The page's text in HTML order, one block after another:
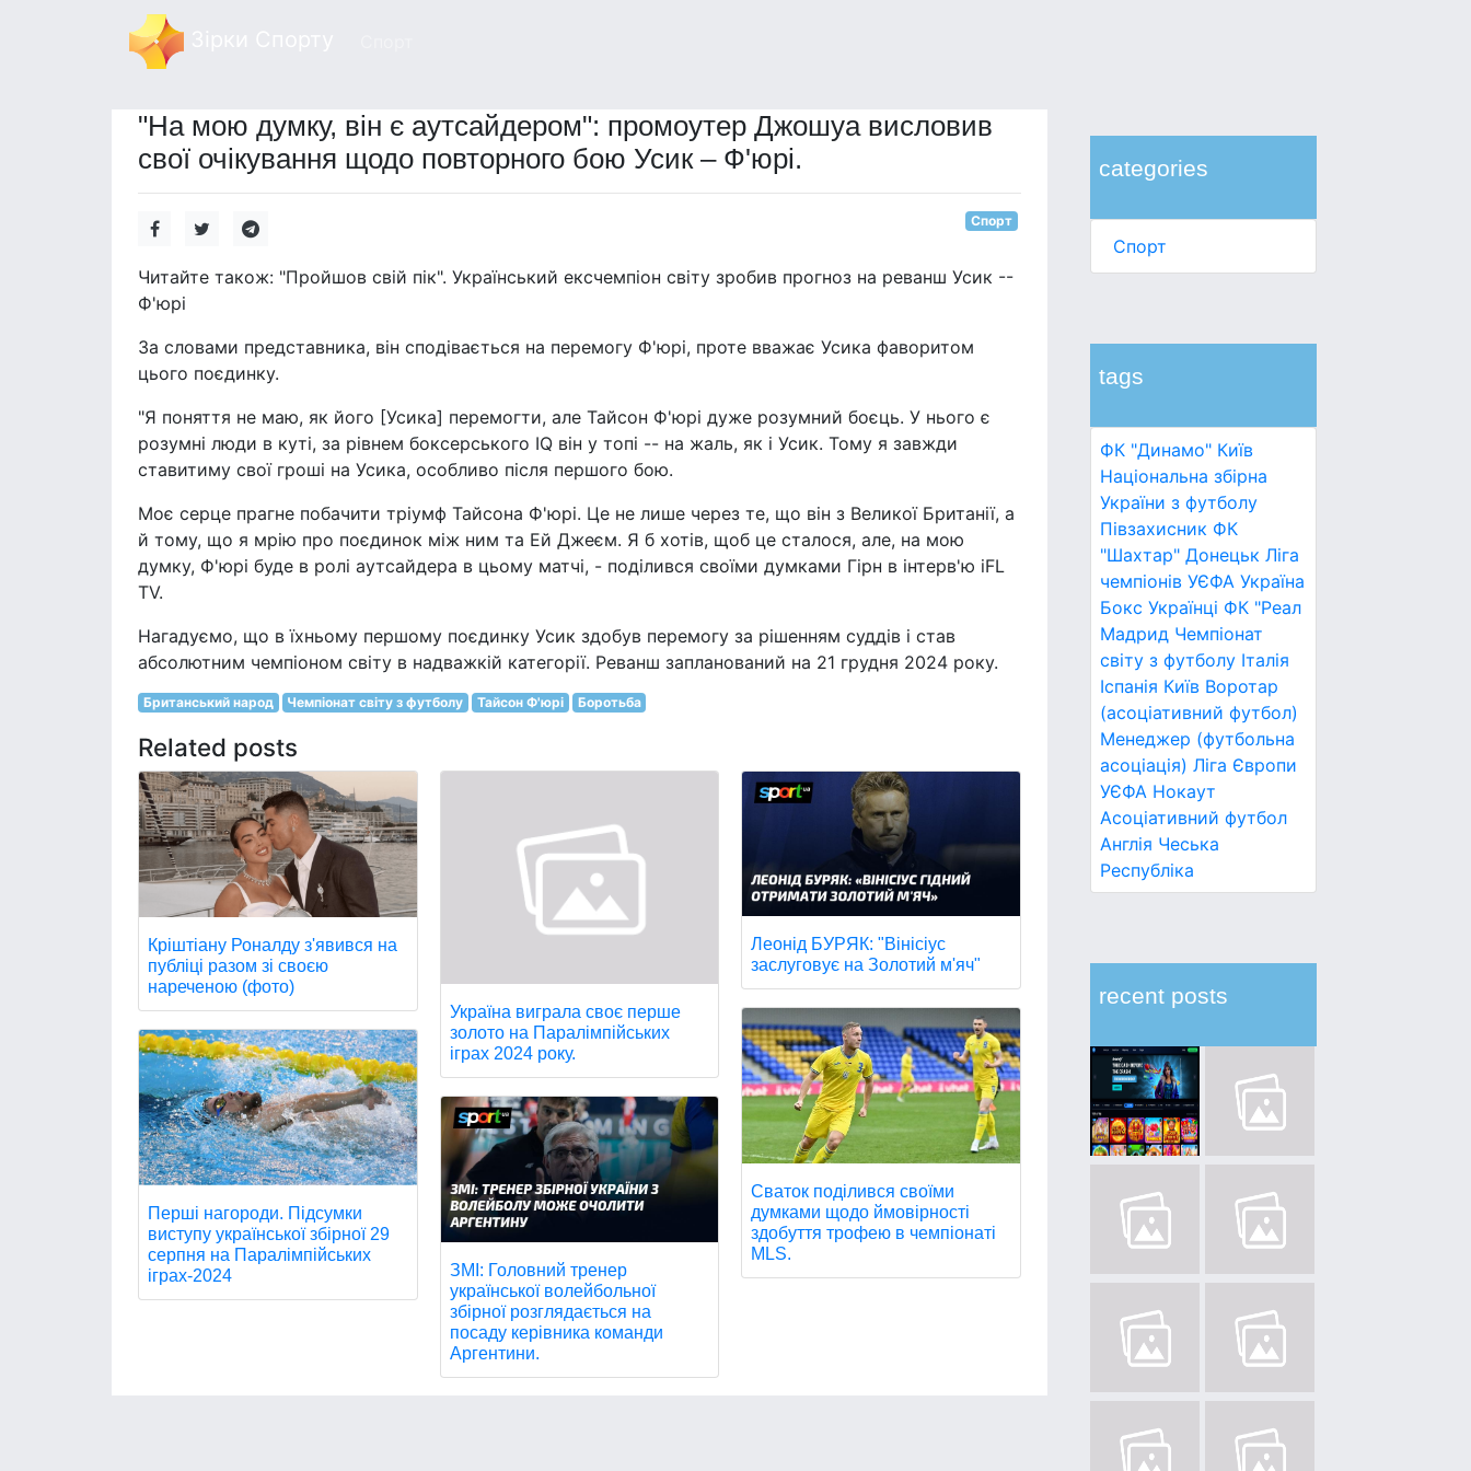
categories
Спорт
tags
ФК "Динамо" Київ
Національна збірна
України з футболу
Півзахисник ФК
"Шахтар" Донецьк Ліга
чемпіонів УЄФА Україна
Бокс Українці ФК "Реал
Мадрид Чемпіонат
світу з футболу Італія
Іспанія Київ Воротар
(асоціативний футбол)
Менеджер (футбольна
асоціація) Ліга Європи
УЄФА Нокаут
Асоціативний футбол
Англія Чеська
Республіка
recent posts
"На мою думку, він є аутсайдером": промоутер Джошуа висловив
свої очікування щодо повторного бою Усик – Ф'юрі.
Спорт
Читайте також: "Пройшов свій пік". Український ексчемпіон світу зробив прогноз на реванш Усик --
Ф'юрі
За словами представника, він сподівається на перемогу Ф'юрі, проте вважає Усика фаворитом
цього поєдинку.
"Я поняття не маю, як його [Усика] перемогти, але Тайсон Ф'юрі дуже розумний боєць. У нього є
розумні люди в куті, за рівнем боксерського IQ він у топі -- на жаль, як і Усик. Тому я завжди
ставитиму свої гроші на Усика, особливо після першого бою.
Моє серце прагне побачити тріумф Тайсона Ф'юрі. Це не лише через те, що він з Великої Британії, а
й тому, що я мрію про поєдинок між ним та Ей Джеєм. Я б хотів, щоб це сталося, але, на мою
думку, Ф'юрі буде в ролі аутсайдера в цьому матчі, - поділився своїми думками Гірн в інтерв'ю iFL
TV.
Нагадуємо, що в їхньому першому поєдинку Усик здобув перемогу за рішенням суддів і став
абсолютним чемпіоном світу в надважкій категорії. Реванш запланований на 21 грудня 2024 року.
Британський народ Чемпіонат світу з футболу Тайсон Ф'юрі Боротьба
Related posts
Кріштіану Роналду з'явився на
публіці разом зі своєю
нареченою (фото)
Перші нагороди. Підсумки
виступу української збірної 29
серпня на Паралімпійських
іграх-2024
Україна виграла своє перше
золото на Паралімпійських
іграх 2024 року.
ЗМІ: Головний тренер
української волейбольної
збірної розглядається на
посаду керівника команди
Аргентини.
Леонід БУРЯК: "Вінісіус
заслуговує на Золотий м'яч"
Сваток поділився своїми
думками щодо ймовірності
здобуття трофею в чемпіонаті
MLS.